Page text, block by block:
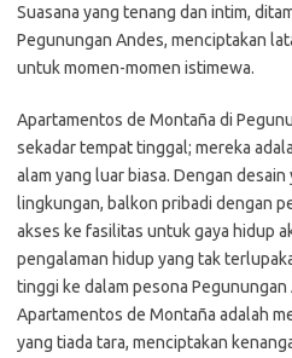
Suasana yang tenang dan intim,
Pegunungan Andes, menciptakan
untuk momen-momen istimewa.
Apartamentos de Montaña di
sekadar tempat tinggal; mereka
alam yang luar biasa. Dengan
lingkungan, balkon pribadi dengan
akses ke fasilitas untuk gaya hidup
pengalaman hidup yang tak
tinggi ke dalam pesona
Apartamentos de Montaña adalah
yang tiada tara, menciptakan